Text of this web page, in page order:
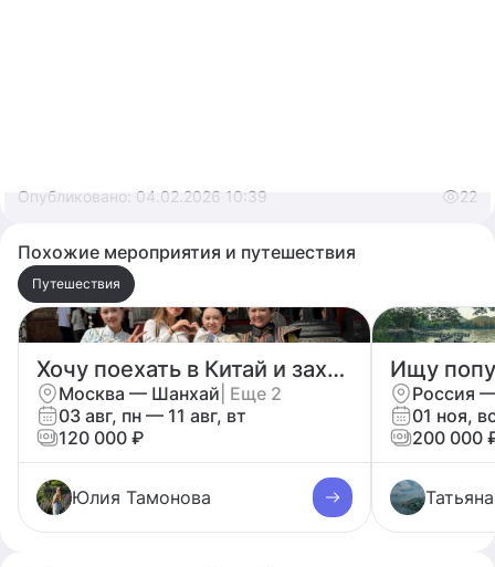
Опубликовано: 04.02.2026 10:39 22
Похожие мероприятия и путешествия
Путешествия
Хочу поехать в Китай и захватить несколько городов
Москва — Шанхай | Еще 2
03 авг, пн — 11 авг, вт
120 000 ₽
Юлия Тамонова
Ищу
Россия
01 ноя,
200 000